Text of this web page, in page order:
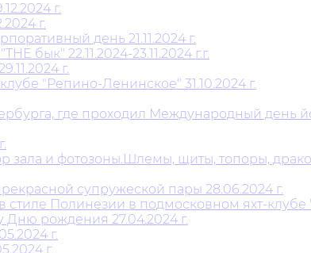
г.
г.
день 21.11.2024 г.
бык" 22.11.2024-23.11.2024 г.г.
г.
"Репино-Ленинское" 31.10.2024 г.
где проходил Международный день
и фотозоны.Шлемы, щиты, топоры,
супружеской пары 28.06.2024 г.
Полинезии в подмосковном яхт-клубе
рождения 27.04.2024 г.
г.
г.